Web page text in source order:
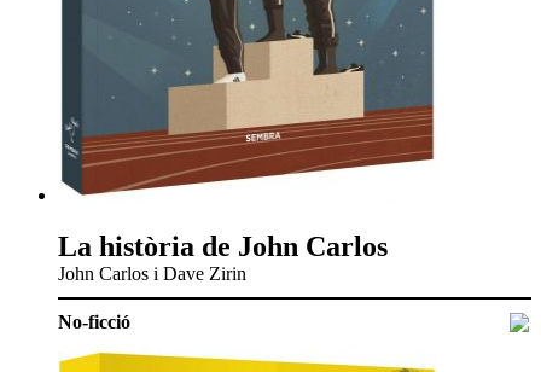
La història de John Carlos
John Carlos i Dave Zirin
No-ficció